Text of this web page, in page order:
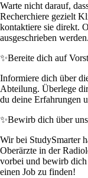
Warte nicht darauf,
Recherchiere gezielt
kontaktiere sie direkt.
ausgeschrieben werden.
✨Bereite dich auf
Informiere dich über
Abteilung. Überlege
du deine Erfahrungen
✨Bewirb dich über
Wir bei StudySmarter
Oberärzte in der
vorbei und bewirb dich
einen Job zu finden!